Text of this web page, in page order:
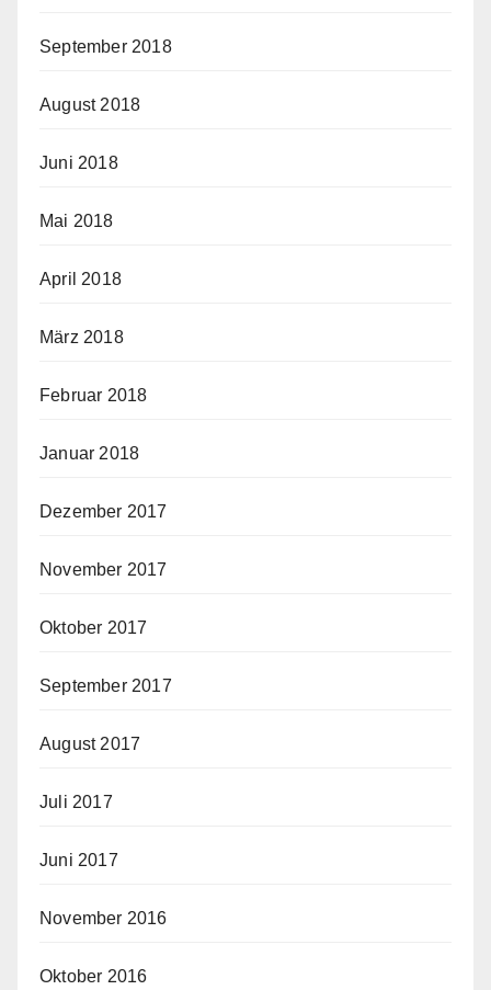
September 2018
August 2018
Juni 2018
Mai 2018
April 2018
März 2018
Februar 2018
Januar 2018
Dezember 2017
November 2017
Oktober 2017
September 2017
August 2017
Juli 2017
Juni 2017
November 2016
Oktober 2016